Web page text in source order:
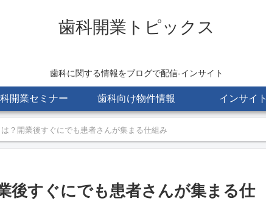
歯科開業トピックス
歯科に関する情報をブログで配信-インサイト
開業セミナー 歯科向け物件情報 インサイト
？開業後すぐにでも患者さんが集まる仕組み
後すぐにでも患者さんが集まる仕